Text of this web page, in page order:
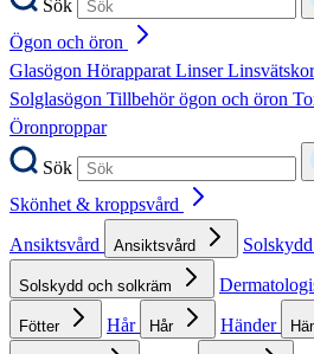
Sök
Ögon och öron
Glasögon HörapparatLinser
Solglasögon Tillbehör ögon och öron
Öronproppar
Sök
Skönhet & kroppsvård
Ansiktsvård
Ansiktsvård
Solskydd och solkräm
Fötter Hår Hår Händer